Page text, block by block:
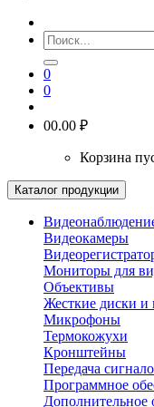
0
0
00.00 ₽
Корзина
Каталог продукции
Видеокамеры
Мониторы для
Объективы
Жесткие диски и
Микрофоны
Термокожухи
Кронштейны
Передача
Программное
Дополнительное